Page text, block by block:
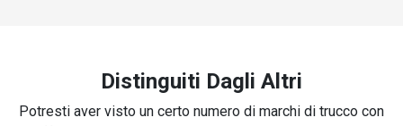
Distinguiti Dagli Altri
Potresti aver visto un certo numero di marchi di trucco con